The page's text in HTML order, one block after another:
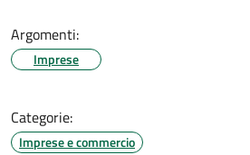
Argomenti:
Imprese
Categorie:
Imprese e commercio